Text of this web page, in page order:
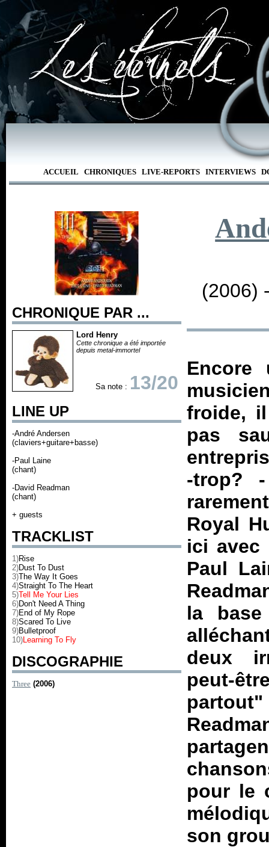
ACCUEIL CHRONIQUES LIVE-REPORTS INTERVIEWS
CHRONIQUE PAR ...
Lord Henry
Cette chronique a été importée
depuis metal-immortel
Sa note : 13/20
LINE UP
-André Andersen
(claviers+guitare+basse)
-Paul Laine
(chant)
-David Readman
(chant)
+ guests
TRACKLIST
1)Rise
2)Dust To Dust
3)The Way It Goes
4)Straight To The Heart
5)Tell Me Your Lies
6)Don't Need A Thing
7)End of My Rope
8)Scared To Live
9)Bulletproof
10)Learning To Fly
DISCOGRAPHIE
Three (2006)
(2006)
Encore
froide,
pas
-trop? -
Royal
ici avec
Paul
la
deux
peut-
pour le
son